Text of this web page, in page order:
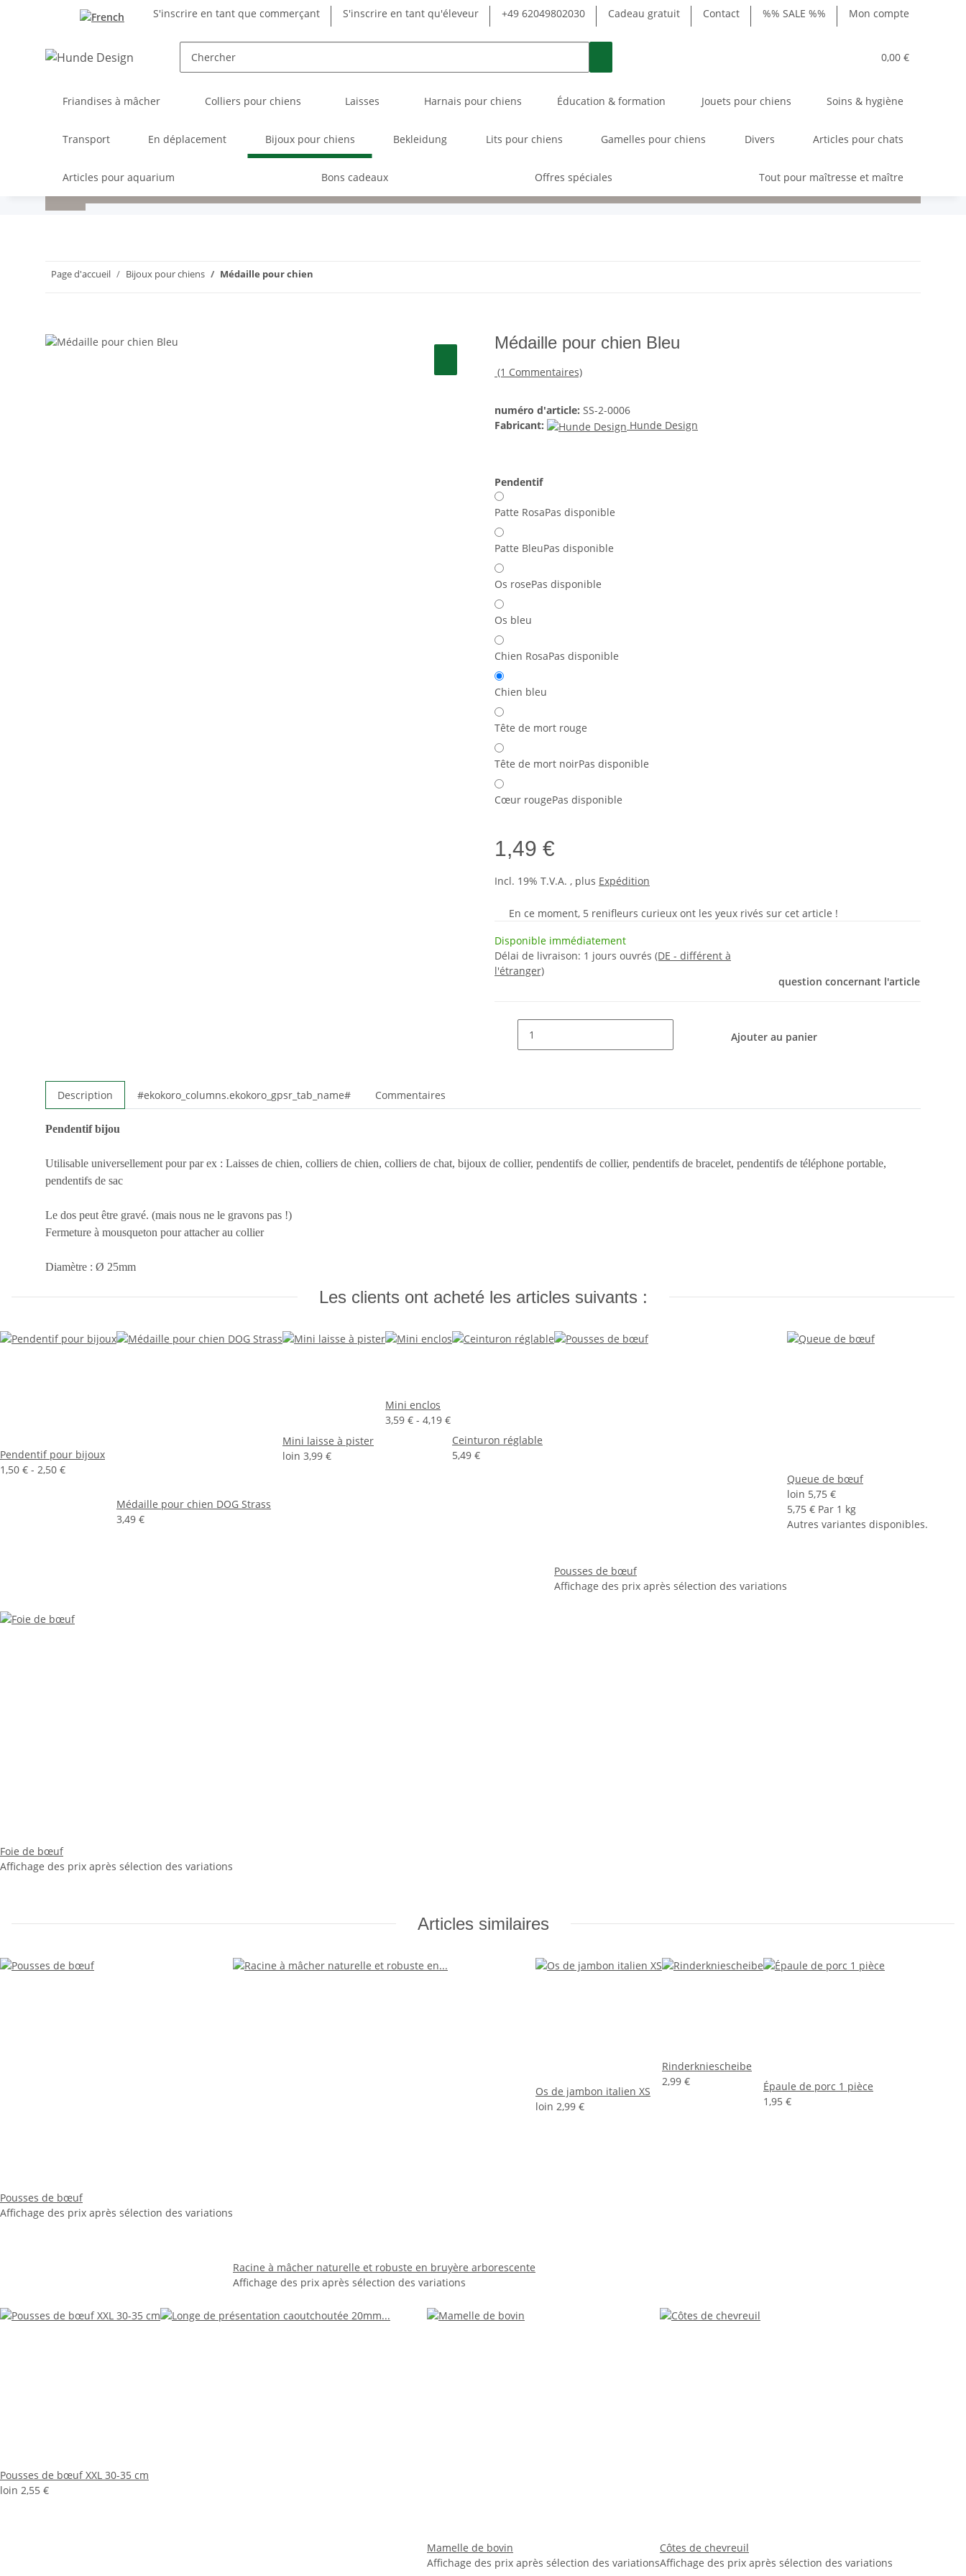
S'inscrire en tant que commerçant S'inscrire en tant qu'éleveur +49 62049802030 Cadeau gratuit Contact %% SALE %% Mon compte
0,00 €
Friandises à mâcher Colliers pour chiens Laisses Harnais pour chiens Éducation & formation Jouets pour chiens Soins & hygiène
Transport En déplacement Bijoux pour chiens Bekleidung Lits pour chiens Gamelles pour chiens Divers Articles pour chats
Articles pour aquarium Bons cadeaux Offres spéciales Tout pour maîtresse et maître
Page d'accueil Bijoux pour chiens Médaille pour chien
Médaille pour chien Bleu
(1 Commentaires)
numéro d'article: SS-2-0006
Fabricant:
Hunde Design
Pendentif
Patte RosaPas disponible
Patte BleuPas disponible
Os rosePas disponible
Os bleu
Chien RosaPas disponible
Chien bleu
Tête de mort rouge
Tête de mort noirPas disponible
Cœur rougePas disponible
1,49 €
Incl. 19% T.V.A. , plus Expédition
En ce moment, 5 renifleurs curieux ont les yeux rivés sur cet article !
Disponible immédiatement
Délai de livraison: 1 jours ouvrés (DE - différent à
l'étranger)
question concernant l'article
Ajouter au panier
Description #ekokoro_columns.ekokoro_gpsr_tab_name# Commentaires
Pendentif bijou
Utilisable universellement pour par ex : Laisses de chien, colliers de chien, colliers de chat, bijoux de collier, pendentifs de collier, pendentifs de bracelet, pendentifs de téléphone portable,
pendentifs de sac
Le dos peut être gravé. (mais nous ne le gravons pas !)
Fermeture à mousqueton pour attacher au collier
Diamètre : Ø 25mm
Les clients ont acheté les articles suivants :
Pendentif pour bijoux
1,50 € - 2,50 €
Médaille pour chien DOG Strass
3,49 €
Mini laisse à pister
loin 3,99 €
Mini enclos
3,59 € - 4,19 €
Ceinturon réglable
5,49 €
Pousses de bœuf
Affichage des prix après sélection des variations
Queue de bœuf
loin 5,75 €
5,75 € Par 1 kg
Autres variantes disponibles.
Foie de bœuf
Affichage des prix après sélection des variations
Articles similaires
Pousses de bœuf
Affichage des prix après sélection des variations
Racine à mâcher naturelle et robuste en bruyère arborescente
Affichage des prix après sélection des variations
Os de jambon italien XS
loin 2,99 €
Rinderkniescheibe
2,99 €
Épaule de porc 1 pièce
1,95 €
Pousses de bœuf XXL 30-35 cm
loin 2,55 €
Mamelle de bovin
Affichage des prix après sélection des variations
Côtes de chevreuil
Affichage des prix après sélection des variations